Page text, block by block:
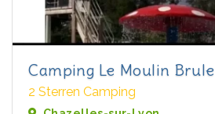
Camping Le Moulin Brule
2 Sterren Camping